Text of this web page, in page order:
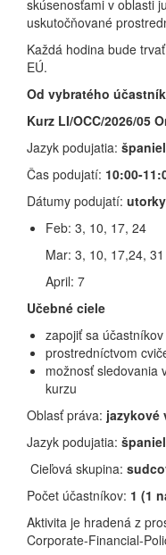
skúsenosťami v oblasti
uskutočňované
Každá hodina bude
EÚ.
Od vybratého
Kurz LI/OCC/2026/05
Jazyk podujatia:
Čas podujatí: 10:00-
Dátumy podujatí: utorky
Feb: 3, 10, 17, 24
Mar: 3, 10, 17,24, 31
April: 7
Učebné ciele
zapojiť sa
prostredníctvom
možnosť sledovania
kurzu
Oblasť práva: jazykové
Jazyk podujatia:
Cieľová skupina:
Počet účastníkov: 1 (1
Aktivita je hradená z
Corporate-Financial-